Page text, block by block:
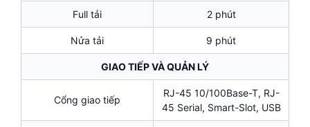
Full tải 2 phút
Nửa tải 9 phút
GIAO TIẾP VÀ QUẢN LÝ
Cổng giao tiếp
RJ-45 10/100Base-T, RJ-
45 Serial, Smart-Slot, USB